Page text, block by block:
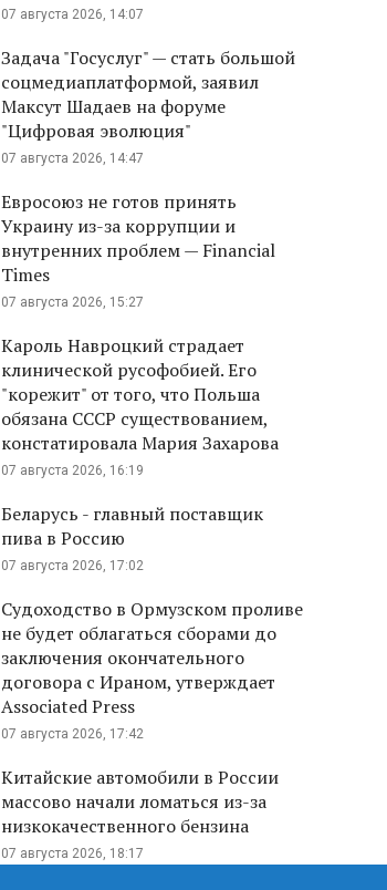
07 августа 2026, 14:07
Задача "Госуслуг" — стать большой
соцмедиаплатформой, заявил
Максут Шадаев на форуме
"Цифровая эволюция"
07 августа 2026, 14:47
Евросоюз не готов принять
Украину из-за коррупции и
внутренних проблем — Financial
Times
07 августа 2026, 15:27
Кароль Навроцкий страдает
клинической русофобией. Его
"корежит" от того, что Польша
обязана СССР существованием,
констатировала Мария Захарова
07 августа 2026, 16:19
Беларусь - главный поставщик
пива в Россию
07 августа 2026, 17:02
Судоходство в Ормузском проливе
не будет облагаться сборами до
заключения окончательного
договора с Ираном, утверждает
Associated Press
07 августа 2026, 17:42
Китайские автомобили в России
массово начали ломаться из-за
низкокачественного бензина
07 августа 2026, 18:17